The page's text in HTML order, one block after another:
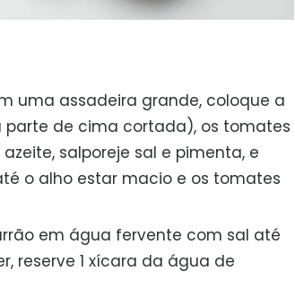
uma assadeira grande, coloque a
de cima cortada), os tomates
salporeje sal e pimenta, e
o alho estar macio e os tomates
em água fervente com sal até
reserve 1 xícara da água de